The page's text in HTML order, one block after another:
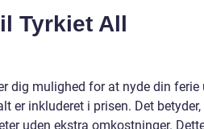
Tyrkiet All
dig mulighed for at nyde din ferie
er inkluderet i prisen. Det
uden ekstra omkostninger.